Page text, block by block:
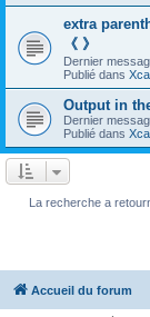
extra
《 》
Dernier
Publié dans
Output in
Dernier
Publié dans
La recherche a
Accueil du forum